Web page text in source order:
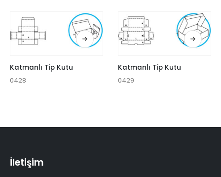
Katmanlı Tip Kutu
0428
Katmanlı Tip Kutu
0429
İletişim